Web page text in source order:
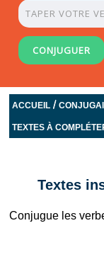
CONJUGUER
ACCUEIL /
TEXTES À
Textes
Conjugue les